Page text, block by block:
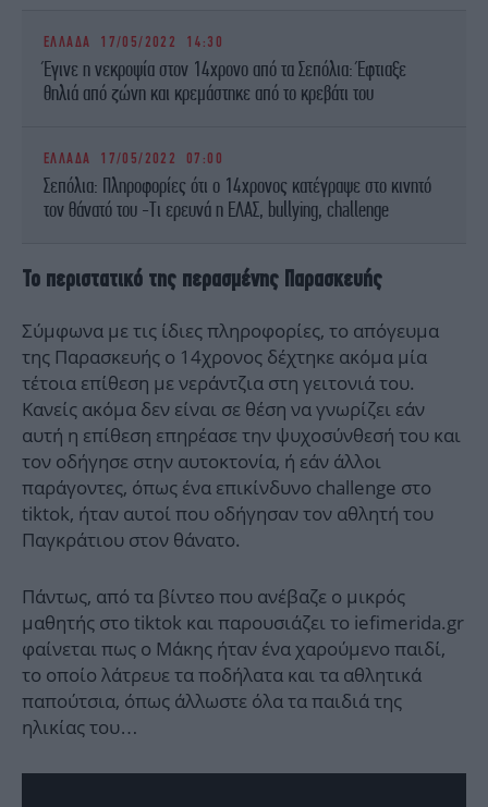
ΕΛΛΑΔΑ 17/05/2022 14:30
Έγινε η νεκροψία στον 14χρονο από τα Σεπόλια: Έφτιαξε
θηλιά από ζώνη και κρεμάστηκε από το κρεβάτι του
ΕΛΛΑΔΑ 17/05/2022 07:00
Σεπόλια: Πληροφορίες ότι ο 14χρονος κατέγραψε στο κινητό
τον θάνατό του -Τι ερευνά η ΕΛΑΣ, bullying, challenge
Το περιστατικό της περασμένης Παρασκευής
Σύμφωνα με τις ίδιες πληροφορίες, το απόγευμα
της Παρασκευής ο 14χρονος δέχτηκε ακόμα μία
τέτοια επίθεση με νεράντζια στη γειτονιά του.
Κανείς ακόμα δεν είναι σε θέση να γνωρίζει εάν
αυτή η επίθεση επηρέασε την ψυχοσύνθεσή του και
τον οδήγησε στην αυτοκτονία, ή εάν άλλοι
παράγοντες, όπως ένα επικίνδυνο challenge στο
tiktok, ήταν αυτοί που οδήγησαν τον αθλητή του
Παγκράτιου στον θάνατο.
Πάντως, από τα βίντεο που ανέβαζε ο μικρός
μαθητής στο tiktok και παρουσιάζει το iefimerida.gr
φαίνεται πως ο Μάκης ήταν ένα χαρούμενο παιδί,
το οποίο λάτρευε τα ποδήλατα και τα αθλητικά
παπούτσια, όπως άλλωστε όλα τα παιδιά της
ηλικίας του…